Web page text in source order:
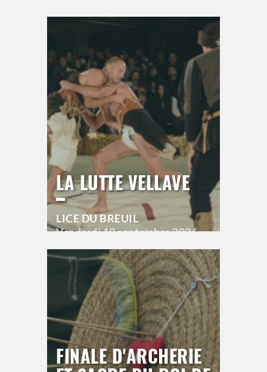
Jeudi17 septembre 2026
>Hors saison
LA LUTTE VELLAVE
LICE DU BREUIL
Vendredi18 septembre 2026
Hors saison
FINALE D'ARCHERIE